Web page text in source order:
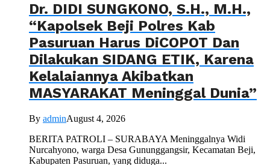
Dr. DIDI SUNGKONO, S.H., M.H.,
“Kapolsek Beji Polres Kab
Pasuruan Harus DiCOPOT Dan
Dilakukan SIDANG ETIK, Karena
Kelalaiannya Akibatkan
MASYARAKAT Meninggal Dunia”
By adminAugust 4, 2026
BERITA PATROLI – SURABAYA Meninggalnya Widi
Nurcahyono, warga Desa Gununggangsir, Kecamatan Beji,
Kabupaten Pasuruan, yang diduga...